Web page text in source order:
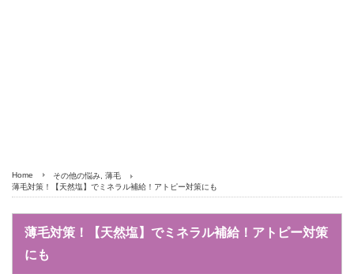
Home その他の悩み 薄毛
薄毛対策！【天然塩】でミネラル補給！アトピー対策にも
薄毛対策！【天然塩】でミネラル補給！アトピー対策
にも